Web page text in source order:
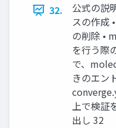
32.
公式の説
スの作成
の削除 •
を行う際
で、
きのエン
上で検証
出し 32